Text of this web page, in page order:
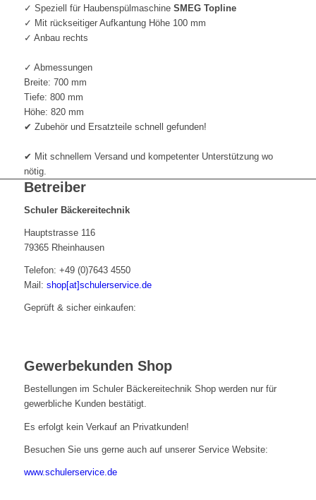
✓ Speziell für Haubenspülmaschine SMEG Topline
✓ Mit rückseitiger Aufkantung Höhe 100 mm
✓ Anbau rechts
✓ Abmessungen
Breite: 700 mm
Tiefe: 800 mm
Höhe: 820 mm
✔ Zubehör und Ersatzteile schnell gefunden!
✔ Mit schnellem Versand und kompetenter Unterstützung wo
nötig.
Betreiber
Schuler Bäckereitechnik
Hauptstrasse 116
79365 Rheinhausen
Telefon: +49 (0)7643 4550
Mail: shop[at]schulerservice.de
Geprüft & sicher einkaufen:
Gewerbekunden Shop
Bestellungen im Schuler Bäckereitechnik Shop werden nur für
gewerbliche Kunden bestätigt.
Es erfolgt kein Verkauf an Privatkunden!
Besuchen Sie uns gerne auch auf unserer Service Website:
www.schulerservice.de